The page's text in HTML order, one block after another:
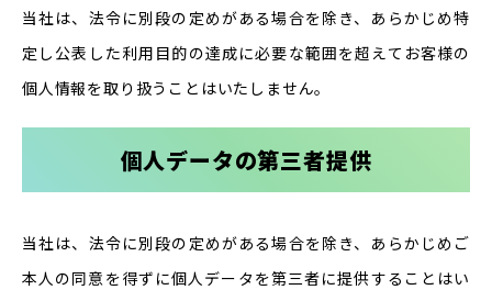
当社は、法令に別段の定めがある場合を除き、あらかじめ特
定し公表した利用目的の達成に必要な範囲を超えてお客様の
個人情報を取り扱うことはいたしません。
個人データの第三者提供
当社は、法令に別段の定めがある場合を除き、あらかじめご
本人の同意を得ずに個人データを第三者に提供することはい